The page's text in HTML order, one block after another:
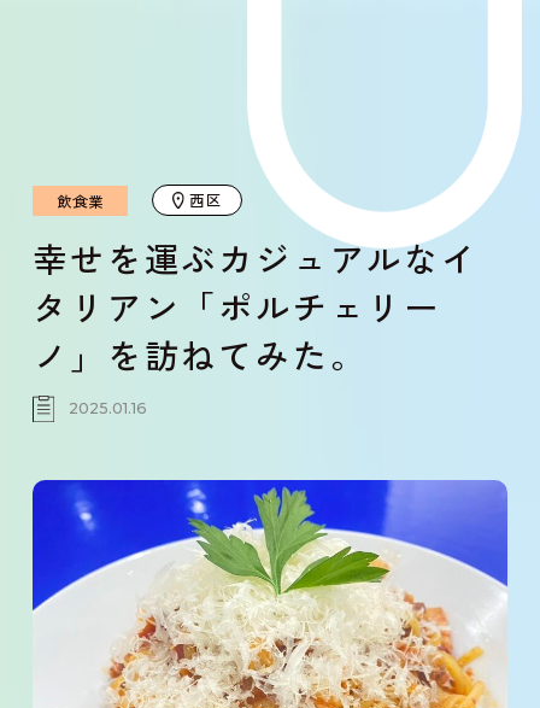
飲食業 西区
幸せを運ぶカジュアルなイ
タリアン「ポルチェリー
ノ」を訪ねてみた。
2025.01.16